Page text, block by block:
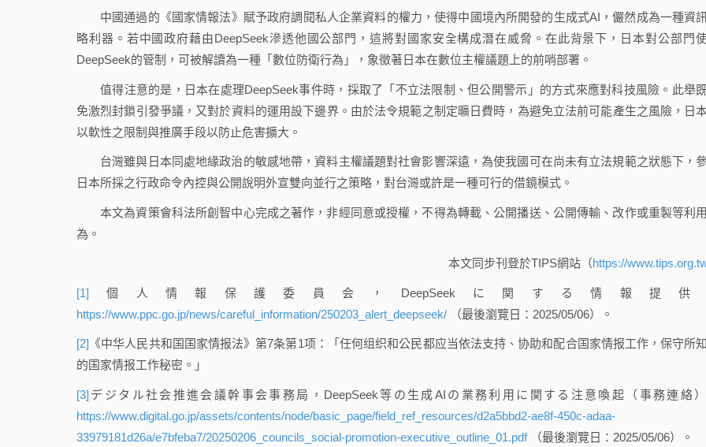
中國通過的《國家情報法》賦予政府調閱私人企業資料的權力，使得中國境內所開發的生成式AI，儼然成為一種資
略利器。若中國政府藉由DeepSeek滲透他國公部門，這將對國家安全構成潛在威脅。在此背景下，日本對公部門
DeepSeek的管制，可被解讀為一種「數位防衛行為」，象徵著日本在數位主權議題上的前哨部署。
值得注意的是，日本在處理DeepSeek事件時，採取了「不立法限制、但公開警示」的方式來應對科技風險。此舉
免激烈封鎖引發爭議，又對於資料的運用設下邊界。由於法令規範之制定曠日費時，為避免立法前可能產生之風險，日
以軟性之限制與推廣手段以防止危害擴大。
台灣雖與日本同處地緣政治的敏感地帶，資料主權議題對社會影響深遠，為使我國可在尚未有立法規範之狀態下，
日本所採之行政命令內控與公開說明外宣雙向並行之策略，對台灣或許是一種可行的借鏡模式。
本文為資策會科法所創智中心完成之著作，非經同意或授權，不得為轉載、公開播送、公開傳輸、改作或重製等利
為。
本文同步刊登於TIPS網站（https://
[1] 個人情報保護委員会，DeepSeekに関する情報提供
https://www.ppc.go.jp/news/careful_information/250203_alert_deepseek/ （最後瀏覽日：2025/05/06）。
[2] 《中华人民共和国国家情报法》第7条第1项：「任何组织和公民都应当依法支持、协助和配合国家情报工作，保守所
的国家情报工作秘密。」
[3] デジタル社会推進会議幹事会事務局，DeepSeek等の生成AIの業務利用に関する注意喚起（事務連絡）
https://www.digital.go.jp/assets/contents/node/basic_page/field_ref_resources/d2a5bbd2-ae8f-450c-adaa-
33979181d26a/e7bfeba7/20250206_councils_social-promotion-executive_outline_01.pdf（最後瀏覽日：2025/05/06）。